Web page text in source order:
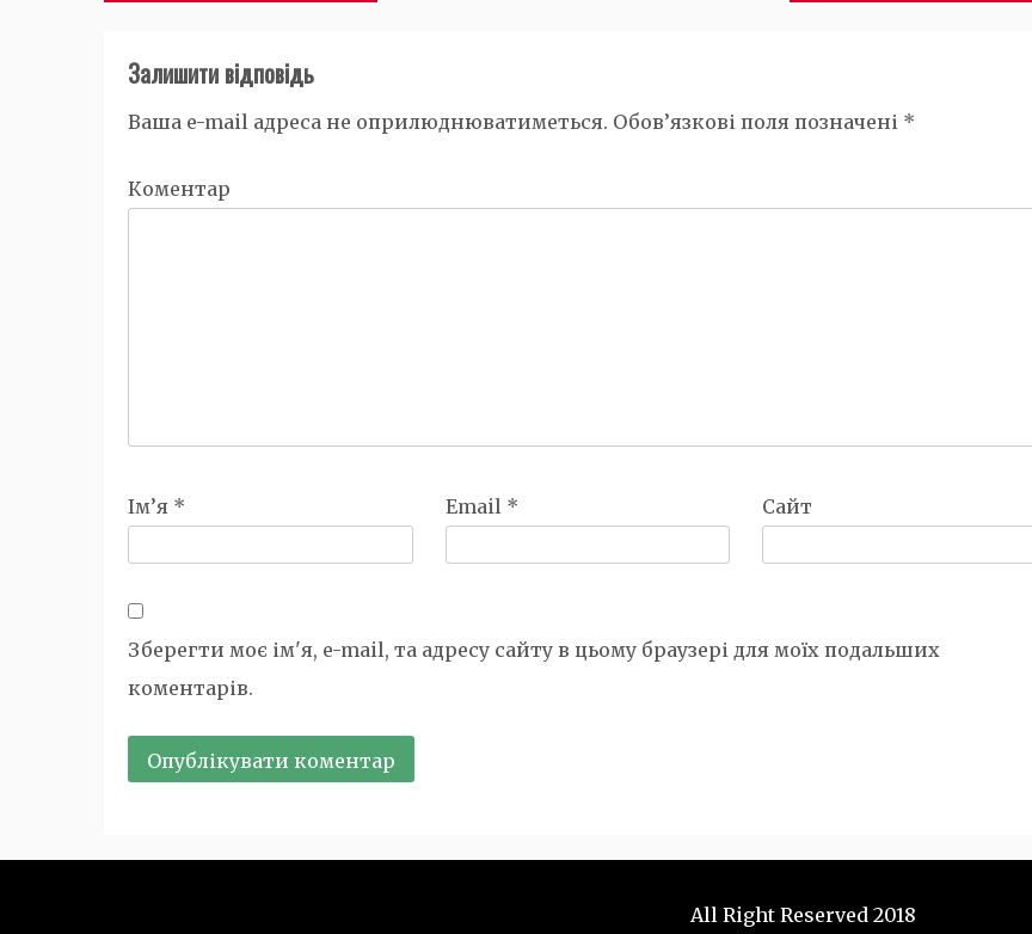
Залишити відповідь
Ваша e-mail адреса не оприлюднюватиметься. Обов’язкові поля позначені *
Коментар
Ім’я * Email * Сайт
Зберегти моє ім'я, e-mail, та адресу сайту в цьому браузері для моїх подальших
коментарів.
All Right Reserved 2018